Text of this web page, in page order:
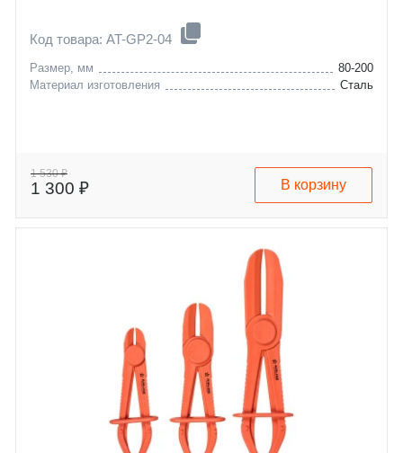
Код товара: AT-GP2-04
Размер, мм
80-200
Материал изготовления
Сталь
1 530 ₽
1 300 ₽ В корзину